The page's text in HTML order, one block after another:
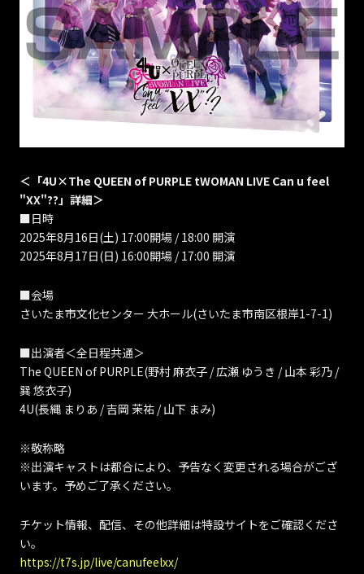
＜「4U×The QUEEN of PURPLE tWOMAN LIVE Can u feel
"XX"??」詳細＞
■日時
2025年8月16日(土) 17:00開場 / 18:00 開演
2025年8月17日(日) 16:00開場 / 17:00 開演
■会場
さいたま市文化センター 大ホール(さいたま市南区根岸1-7-1)
■出演者＜全日程共通＞
The QUEEN of PURPLE(野村 麻衣子 / 広瀬 ゆうき / 山本 彩乃 /
巽 悠衣子)
4U(長縄 まりあ / 吉岡 茉祐 / 山下 まみ)
※敬称略
※出演キャストは都合により、予告なく変更される場合がござ
います。予めご了承ください。
チケット情報、配信、その他詳細は特設サイトをご確認くださ
い。
https://t7s.jp/live/canufeelxx/